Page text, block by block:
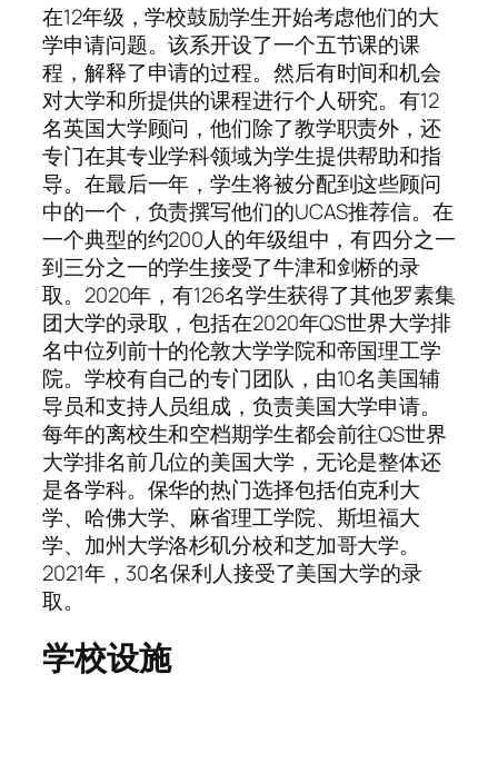
在12年级，学校鼓励学生开始考虑他们的大
学申请问题。该系开设了一个五节课的课
程，解释了申请的过程。然后有时间和机会
对大学和所提供的课程进行个人研究。有12
名英国大学顾问，他们除了教学职责外，还
专门在其专业学科领域为学生提供帮助和指
导。在最后一年，学生将被分配到这些顾问
中的一个，负责撰写他们的UCAS推荐信。在
一个典型的约200人的年级组中，有四分之一
到三分之一的学生接受了牛津和剑桥的录
取。2020年，有126名学生获得了其他罗素集
团大学的录取，包括在2020年QS世界大学排
名中位列前十的伦敦大学学院和帝国理工学
院。学校有自己的专门团队，由10名美国辅
导员和支持人员组成，负责美国大学申请。
每年的离校生和空档期学生都会前往QS世界
大学排名前几位的美国大学，无论是整体还
是各学科。保华的热门选择包括伯克利大
学、哈佛大学、麻省理工学院、斯坦福大
学、加州大学洛杉矶分校和芝加哥大学。
2021年，30名保利人接受了美国大学的录
取。
学校设施